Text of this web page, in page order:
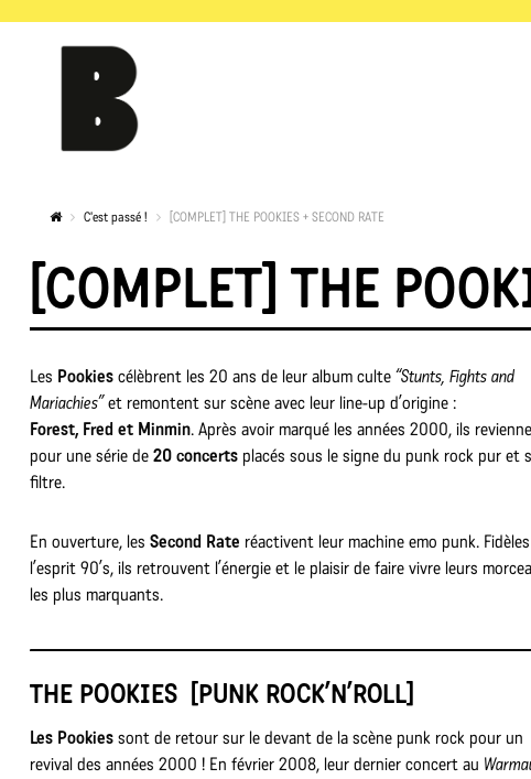
C'est passé ! [COMPLET] THE POOKIES + SECOND RATE
[COMPLET] THE
Les Pookiescélèbrent les 20 ans de leur album culte “Stunts, Fights and
Mariachies”et remontent sur scène avec leur line-up d’origine :
Forest, Fred et Minmin. Après avoir marqué les années 2000, ils
pour une série de 20 concertsplacés sous le signe du punk rock pur et
filtre.
En ouverture, les Second Rate réactivent leur machine emo punk.
l’esprit 90’s, ils retrouvent l’énergie et le plaisir de faire vivre leurs
les plus marquants.
THE POOKIES [PUNK ROCK’N’ROLL]
Les Pookiessont de retour sur le devant de la scène punk rock pour un
revival des années 2000 ! En février 2008, leur dernier concert au